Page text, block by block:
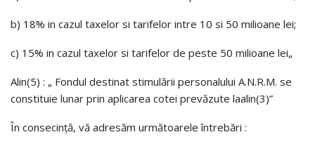
b) 18% in cazul taxelor si tarifelor intre 10 si 50 milioane lei;
c) 15% in cazul taxelor si tarifelor de peste 50 milioane lei„
Alin(5) : „ Fondul destinat stimulării personalului A.N.R.M. se
constituie lunar prin aplicarea cotei prevăzute laalin(3)”
În consecinţă, vă adresăm următoarele întrebări :